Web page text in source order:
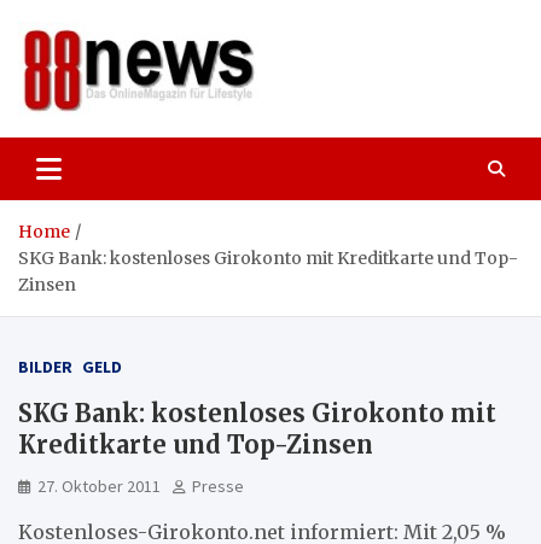
content
Home
SKG Bank: kostenloses Girokonto mit Kreditkarte und Top-
Zinsen
BILDER GELD
SKG Bank: kostenloses Girokonto mit
Kreditkarte und Top-Zinsen
27. Oktober 2011 Presse
Kostenloses-Girokonto.net informiert: Mit 2,05 %